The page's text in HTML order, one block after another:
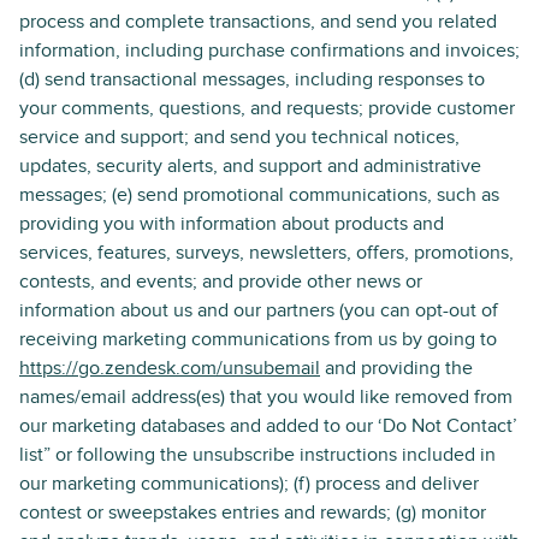
process and complete transactions, and send you related
information, including purchase confirmations and invoices;
(d) send transactional messages, including responses to
your comments, questions, and requests; provide customer
service and support; and send you technical notices,
updates, security alerts, and support and administrative
messages; (e) send promotional communications, such as
providing you with information about products and
services, features, surveys, newsletters, offers, promotions,
contests, and events; and provide other news or
information about us and our partners (you can opt-out of
receiving marketing communications from us by going to
https://go.zendesk.com/unsubemail and providing the
names/email address(es) that you would like removed from
our marketing databases and added to our ‘Do Not Contact’
list” or following the unsubscribe instructions included in
our marketing communications); (f) process and deliver
contest or sweepstakes entries and rewards; (g) monitor